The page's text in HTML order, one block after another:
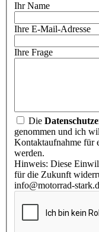
Ihr Name
Ihre E-Mail-Adresse
Ihre Frage
Die
genommen und ich
Kontaktaufnahme für
werden.
Hinweis: Diese
für die Zukunft
info@motorrad-